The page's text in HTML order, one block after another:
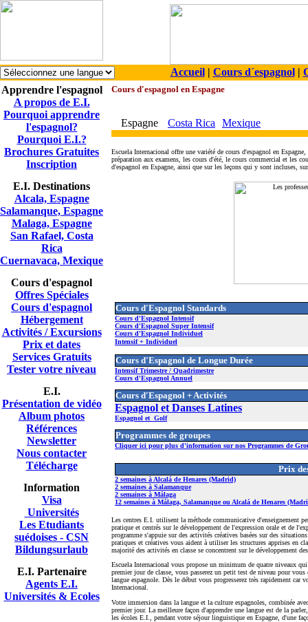
Accueil| Cours d´espagnol|
Apprendre l'espagnol
A propos de E.I.
Pourquoi apprendre
l'espagnol?
Pourquoi E.I.?
Brochures Gratuites
Inscription
E.I. Destinations
Alcala, Espagne
Salamanque, Espagne
Malaga, Espagne
San Rafael, Costa
Rica
Cuernavaca, Mexique
Cours d'espagnol
Offres Spéciales
Cours d'espagnol
Hébergement
Activités / Excursions
Prix et dates
Services Gratuits
Tester votre niveau
E.I.
Présentation de vidéo
Album photos
Références
Newsletter
Nous contacter
Télécharge
Information
Visa
Universités
Les Etudiants
suédoises - CSN
Bildungsurlaub
E.I. Partenaire
Agents E.I.
Universités & Ecoles
Cours d'espagnol en Espagne
Espagne Costa Rica Mexique
Escuela Internacional offre une variété de cours d'espagnol en
préparation aux examens, les cours d'été, le cours commercial et les
d'espagnol en Espagne, ainsi que sur les leçons qui y sont incluses,
Cours d'Espagnol Standards
Cours d'Espagnol Intensif
Cours d'Espagnol Super Intensif
Cours d'Espagnol Individuel
Intensif + Individuel
Cours d'Espagnol de Longue Durée
Intensif Trimestre / Quadrimestre
Cours d'Espagnol Annuel
Cours d'Espagnol + Activités
Espagnol et Danses Latines
Espagnol et Golf
Programmes de groupes
Cliquer ici pour plus d'information sur nos Programmes de
Prix
2 semaines à Alcalá de Henares (Madrid)
2 semaines à Salamanque
2 semaines à Málaga
12 semaines à Málaga, Salamanque ou Alcalá de Henares
Les centres E.I. utilisent la méthode communicative d'enseignement
pratique et centrés sur le développement de l'expression orale et de
programme s'appuie sur des activités créatives basées sur des
pratiques et créatives vous aident à utiliser les structures apprises en
majorité des activités en classe se concentrent sur le développement
Escuela Internacional vous propose un minimum de quatre niveaux
premier jour de classe, vous passerez un petit test de niveau pour
langue espagnole. Dès le début vous progresserez très rapidement car
Internacional.
Votre immersion dans la langue et la culture espagnoles, combinée
premier jour. La meilleure façon d'apprendre une langue est de la
les écoles E.I., pendant votre séjour linguistique en Espagne, d'une